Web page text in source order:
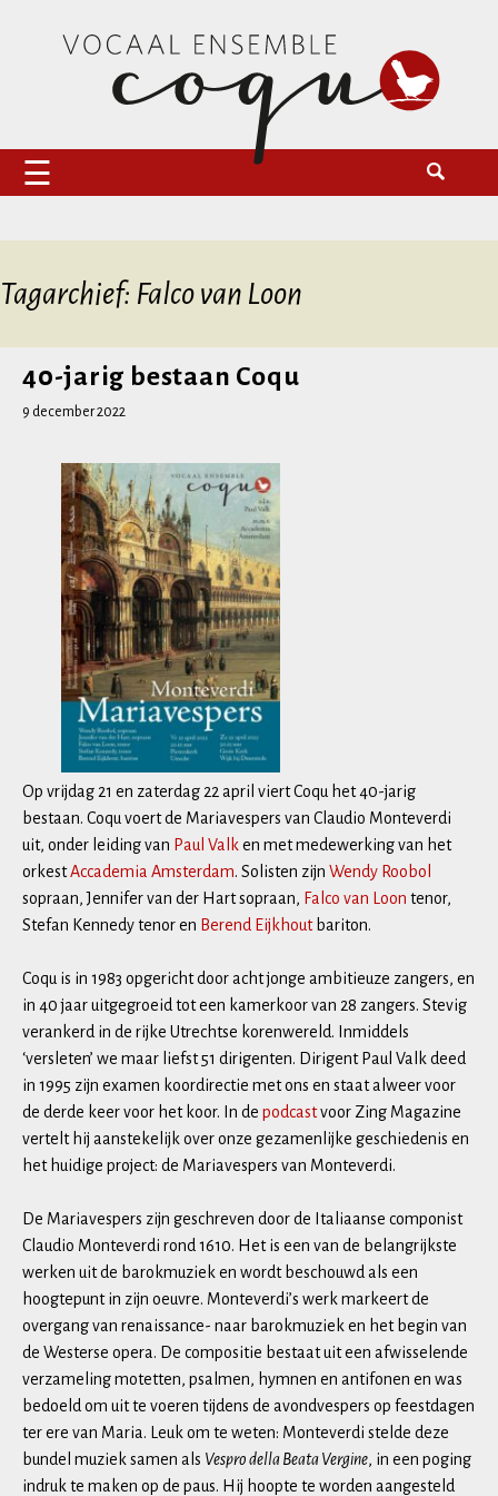
Vocaal Ensemble Coqu
springen
Zoeken
Tagarchief: Falco van Loon
40-jarig bestaan Coqu
9 december 2022
Op vrijdag 21 en zaterdag 22 april viert Coqu het 40-jarig
bestaan. Coqu voert de Mariavespers van Claudio Monteverdi
uit, onder leiding van Paul Valken met medewerking van het
orkestAccademia Amsterdam. Solisten zijn Wendy Roobol
sopraan, Jennifer van der Hart sopraan, Falco van Loon tenor,
Stefan Kennedy tenor en Berend Eijkhoutbariton.
Coqu is in 1983 opgericht door acht jonge ambitieuze zangers, en
in 40 jaar uitgegroeid tot een kamerkoor van 28 zangers. Stevig
verankerd in de rijke Utrechtse korenwereld. Inmiddels
‘versleten’ we maar liefst 51 dirigenten. Dirigent Paul Valk deed
in 1995 zijn examen koordirectie met ons en staat alweer voor
de derde keer voor het koor. In de podcastvoor Zing Magazine
vertelt hij aanstekelijk over onze gezamenlijke geschiedenis en
het huidige project: de Mariavespers van Monteverdi.
De Mariavespers zijn geschreven door de Italiaanse componist
Claudio Monteverdi rond 1610. Het is een van de belangrijkste
werken uit de barokmuziek en wordt beschouwd als een
hoogtepunt in zijn oeuvre. Monteverdi’s werk markeert de
overgang van renaissance- naar barokmuziek en het begin van
de Westerse opera. De compositie bestaat uit een afwisselende
verzameling motetten, psalmen, hymnen en antifonen en was
bedoeld om uit te voeren tijdens de avondvespers op feestdagen
ter ere van Maria. Leuk om te weten: Monteverdi stelde deze
bundel muziek samen als Vespro della Beata Vergine, in een poging
indruk te maken op de paus. Hij hoopte te worden aangesteld